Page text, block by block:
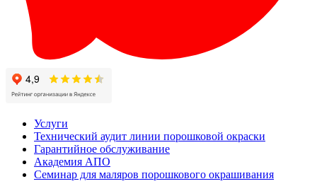
Услуги
Технический аудит линии порошковой окраски
Гарантийное обслуживание
Академия АПО
Семинар для маляров порошкового окрашивания